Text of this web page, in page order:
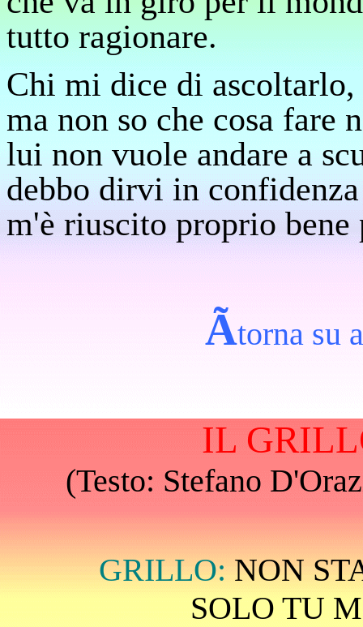
tutto ragionare.
Chi mi dice di
ma non so che cosa fare
lui non vuole andare a
debbo dirvi in
m'è riuscito proprio
Ãtorna su
IL
(Testo: Stefano
GRILLO:NON
SOLO TU